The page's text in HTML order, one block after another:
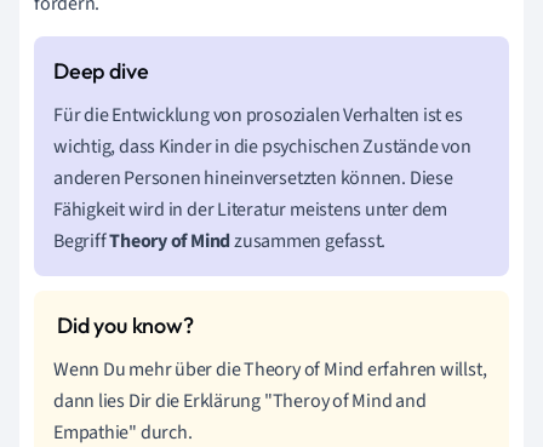
Für die Entwicklung von prosozialen Verhalten ist es
wichtig, dass Kinder in die psychischen Zustände von
anderen Personen hineinversetzten können. Diese
Fähigkeit wird in der Literatur meistens unter dem
BegriffTheory of Mindzusammen gefasst.
Wenn Du mehr über die Theory of Mind erfahren willst,
dann lies Dir die Erklärung "Theroy of Mind and
Empathie" durch.